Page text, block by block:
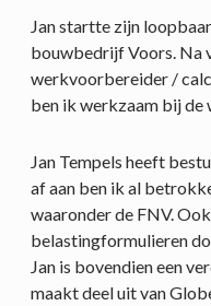
Jan startte zijn
bouwbedrijf Voors. Na
werkvoorbereider /
ben ik werkzaam bij de
Jan Tempels heeft
af aan ben ik al
waaronder de FNV.
belastingformulieren
Jan is bovendien een
maakt deel uit van